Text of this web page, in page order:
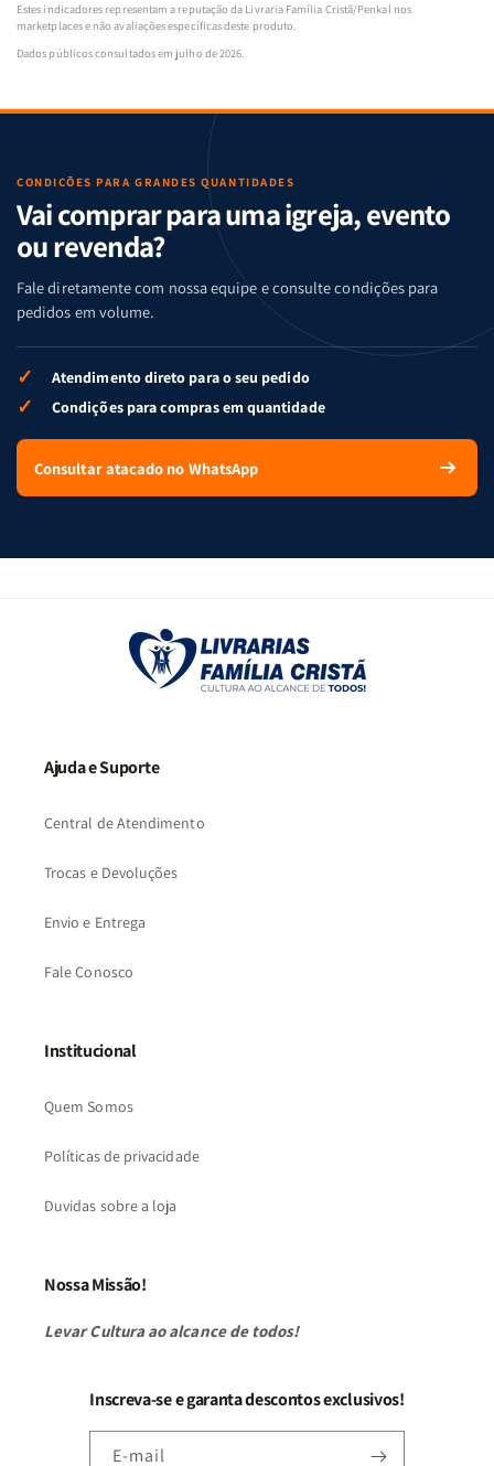
Estes indicadores representam a reputação da Livraria Família Cristã/Penkal nos
marketplaces e não avaliações específicas deste produto.
Dados públicos consultados em julho de 2026.
CONDIÇÕES PARA GRANDES QUANTIDADES
Vai comprar para uma igreja, evento
ou revenda?
Fale diretamente com nossa equipe e consulte condições para
pedidos em volume.
✓ Atendimento direto para o seu pedido
✓ Condições para compras em quantidade
Consultar atacado no WhatsApp
Ajuda e Suporte
Central de Atendimento
Trocas e Devoluções
Envio e Entrega
Fale Conosco
Institucional
Quem Somos
Políticas de privacidade
Duvidas sobre a loja
Nossa Missão!
Levar Cultura ao alcance de todos!
Inscreva-se e garanta descontos exclusivos!
E-mail